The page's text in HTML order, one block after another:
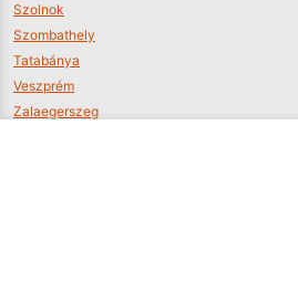
Szolnok
Szombathely
Tatabánya
Veszprém
Zalaegerszeg